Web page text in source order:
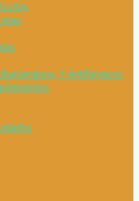
Y Antifúngicos